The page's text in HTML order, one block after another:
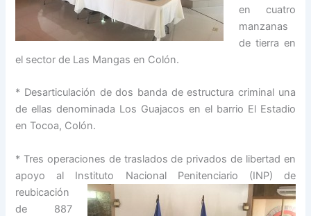
en cuatro
manzanas
de tierra en
el sector de Las Mangas en Colón.
* Desarticulación de dos banda de estructura criminal una
de ellas denominada Los Guajacos en el barrio El Estadio
en Tocoa, Colón.
* Tres operaciones de traslados de privados de libertad en
apoyo al Instituto Nacional Penitenciario (INP) de
reubicación
de 887